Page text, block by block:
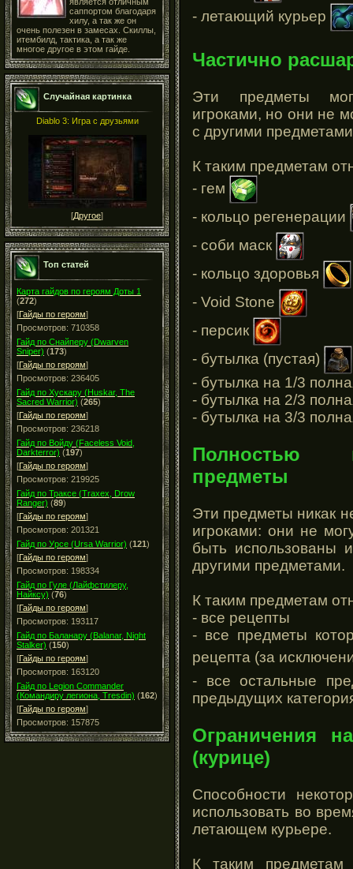
саппортом благодаря
хилу, а так же он
очень полезен в замесах. Скиллы,
итембилд, тактика, а так же
многое другое в этом гайде.
Случайная картинка
Diablo 3: Игра с друзьями
[Другое]
Топ статей
Карта гайдов по героям Доты 1
(272)
[Гайды по героям]
Просмотров: 710358
Гайд по Снайперу (Dwarven
Sniper) (173)
[Гайды по героям]
Просмотров: 236405
Гайд по Хускару (Huskar, The
Sacred Warrior) (265)
[Гайды по героям]
Просмотров: 236218
Гайд по Войду (Faceless Void,
Darkterror) (197)
[Гайды по героям]
Просмотров: 219925
Гайд по Траксе (Traxex, Drow
Ranger) (89)
[Гайды по героям]
Просмотров: 201321
Гайд по Урсе (Ursa Warrior) (121)
[Гайды по героям]
Просмотров: 198334
Гайд по Гуле (Лайфстилеру,
Найксу) (76)
[Гайды по героям]
Просмотров: 193117
Гайд по Баланару (Balanar, Night
Stalker) (150)
[Гайды по героям]
Просмотров: 163120
Гайд по Legion Commander
(Командиру легиона, Tresdin) (162)
[Гайды по героям]
Просмотров: 157875
- летающий курьер
Частично
Эти предметы
игроками, но они не
с другими
К таким предметам
- гем
- кольцо регенерации
- соби маск
- кольцо здоровья
- Void Stone
- персик
- бутылка (пустая)
- бутылка на 1/3
- бутылка на 2/3
- бутылка на 3/3
Полностью
предметы
Эти предметы никак
игроками: они не
быть использованы
другими предметами.
К таким предметам
- все рецепты
- все предметы
рецепта (за
- все остальные
предыдущих
Ограничения
(курице)
Способности
использовать во
летающем курьере.
К таким предметам